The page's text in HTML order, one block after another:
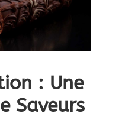
: Une
Saveurs